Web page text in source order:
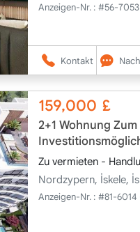
Anzeigen-Nr. : #56-
Kontakt
159,000 £
2+1 Wohnung
Zu vermieten -
Nordzypern, İskele,
Anzeigen-Nr. : #81-6014